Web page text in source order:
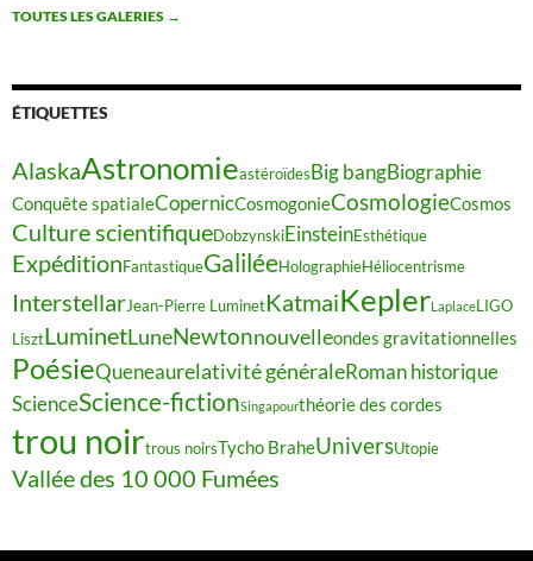
TOUTES LES GALERIES →
ÉTIQUETTES
AlaskaAstronomieastéroïdesBig bangBiographie
Conquête spatialeCopernicCosmogonieCosmologieCosmos
Culture scientifiqueDobzynskiEinsteinEsthétique
ExpéditionFantastiqueGaliléeHolographieHéliocentrisme
InterstellarJean-Pierre LuminetKatmaiKeplerLaplaceLIGO
LisztLuminetLuneNewtonnouvelleondes gravitationnelles
PoésieQueneaurelativité généraleRoman historique
ScienceScience-fictionSingapourthéorie des cordes
trou noirtrous noirsTycho BraheUniversUtopie
Vallée des 10 000 Fumées